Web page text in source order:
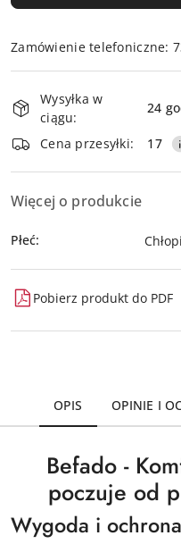
Zamówienie telefoniczne:
Dostępność
i
dostawa
Wysyłka w
ciągu:
24
Cena przesyłki: 17
Więcej o produkcie
Płeć:
Pobierz produkt do PDF
OPIS OPINIE I
Befado -
poczuje od
Wygoda i